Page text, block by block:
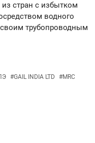
стран с избытком
водного
трубопроводным
#GAIL INDIA LTD #MRC